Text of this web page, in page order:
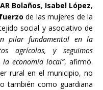
Bolaños, Isabel López,
de las mujeres de la
social y asociativo de
pilar fundamental en la
agrícolas, y seguimos
economía local”, afirmó.
rural en el municipio, no
también como guardiana